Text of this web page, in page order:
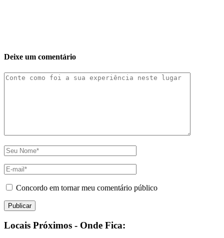
Deixe um comentário
Concordo em tornar meu comentário público
Locais Próximos - Onde Fica: